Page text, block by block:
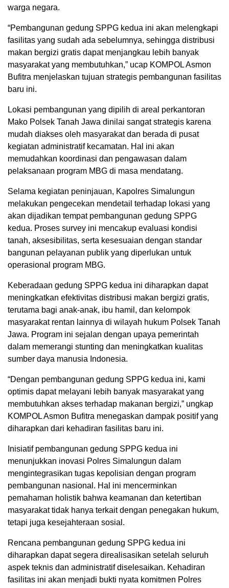
warga negara.
“Pembangunan gedung SPPG kedua ini akan melengkapi
fasilitas yang sudah ada sebelumnya, sehingga distribusi
makan bergizi gratis dapat menjangkau lebih banyak
masyarakat yang membutuhkan,” ucap KOMPOL Asmon
Bufitra menjelaskan tujuan strategis pembangunan fasilitas
baru ini.
Lokasi pembangunan yang dipilih di areal perkantoran
Mako Polsek Tanah Jawa dinilai sangat strategis karena
mudah diakses oleh masyarakat dan berada di pusat
kegiatan administratif kecamatan. Hal ini akan
memudahkan koordinasi dan pengawasan dalam
pelaksanaan program MBG di masa mendatang.
Selama kegiatan peninjauan, Kapolres Simalungun
melakukan pengecekan mendetail terhadap lokasi yang
akan dijadikan tempat pembangunan gedung SPPG
kedua. Proses survey ini mencakup evaluasi kondisi
tanah, aksesibilitas, serta kesesuaian dengan standar
bangunan pelayanan publik yang diperlukan untuk
operasional program MBG.
Keberadaan gedung SPPG kedua ini diharapkan dapat
meningkatkan efektivitas distribusi makan bergizi gratis,
terutama bagi anak-anak, ibu hamil, dan kelompok
masyarakat rentan lainnya di wilayah hukum Polsek Tanah
Jawa. Program ini sejalan dengan upaya pemerintah
dalam memerangi stunting dan meningkatkan kualitas
sumber daya manusia Indonesia.
“Dengan pembangunan gedung SPPG kedua ini, kami
optimis dapat melayani lebih banyak masyarakat yang
membutuhkan akses terhadap makanan bergizi,” ungkap
KOMPOL Asmon Bufitra menegaskan dampak positif yang
diharapkan dari kehadiran fasilitas baru ini.
Inisiatif pembangunan gedung SPPG kedua ini
menunjukkan inovasi Polres Simalungun dalam
mengintegrasikan tugas kepolisian dengan program
pembangunan nasional. Hal ini mencerminkan
pemahaman holistik bahwa keamanan dan ketertiban
masyarakat tidak hanya terkait dengan penegakan hukum,
tetapi juga kesejahteraan sosial.
Rencana pembangunan gedung SPPG kedua ini
diharapkan dapat segera direalisasikan setelah seluruh
aspek teknis dan administratif diselesaikan. Kehadiran
fasilitas ini akan menjadi bukti nyata komitmen Polres